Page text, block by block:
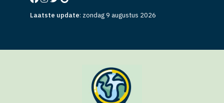
Laatste update: zondag 9 augustus 2026